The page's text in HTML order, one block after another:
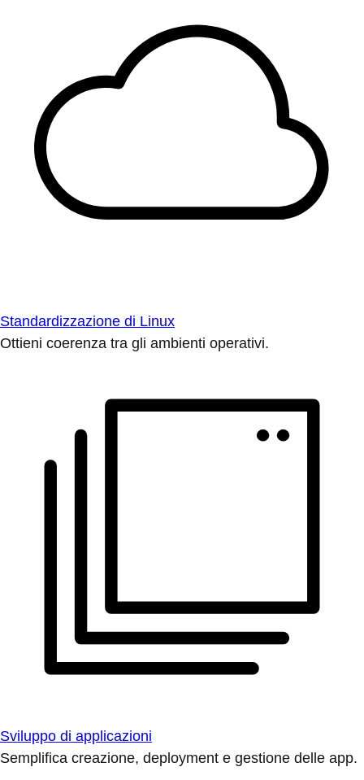
Standardizzazione di Linux
Ottieni coerenza tra gli ambienti operativi.
Sviluppo di applicazioni
Semplifica creazione, deployment e gestione delle app.